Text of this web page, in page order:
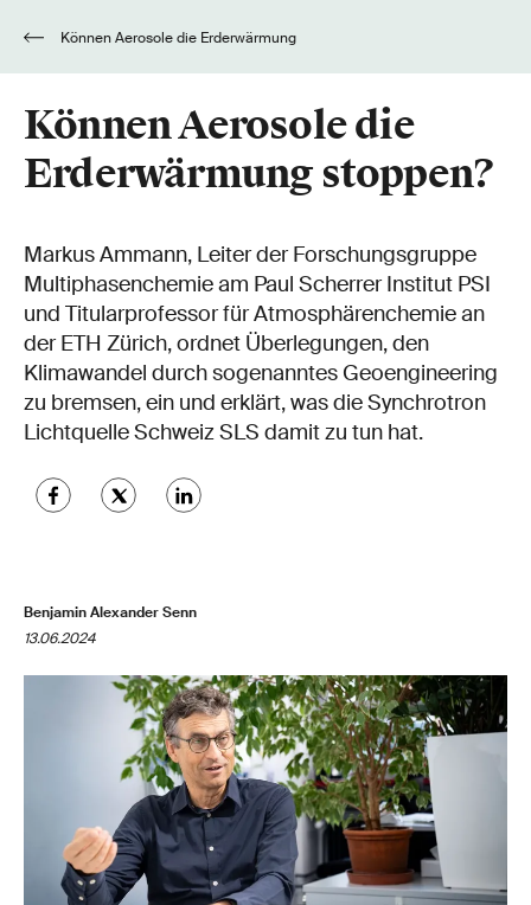
Können Aerosole die
Erderwärmung stoppen?
Markus Ammann, Leiter der Forschungsgruppe
Multiphasenchemie am Paul Scherrer Institut PSI
und Titularprofessor für Atmosphärenchemie an
der ETH Zürich, ordnet Überlegungen, den
Klimawandel durch sogenanntes Geoengineering
zu bremsen, ein und erklärt, was die Synchrotron
Lichtquelle Schweiz SLS damit zu tun hat.
Benjamin Alexander Senn
13.06.2024